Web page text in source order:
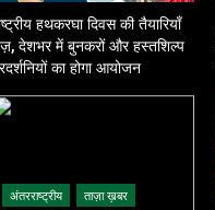
हथकरघा दिवस की तैयारियाँ
देशभर में बुनकरों और हस्तशिल्प
का होगा आयोजन
अंतरराष्ट्रीय ताज़ा ख़बर